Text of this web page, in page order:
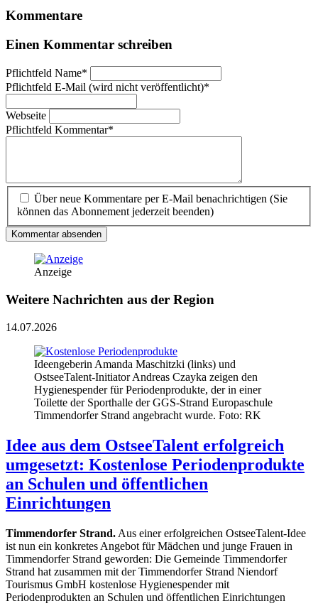
Kommentare
Einen Kommentar schreiben
Pflichtfeld Name*
Pflichtfeld E-Mail (wird nicht veröffentlicht)*
Webseite
Pflichtfeld Kommentar*
Über neue Kommentare per E-Mail benachrichtigen (Sie
können das Abonnement jederzeit beenden)
Kommentar absenden
Anzeige
Weitere Nachrichten aus der Region
14.07.2026
Ideengeberin Amanda Maschitzki (links) und
OstseeTalent-Initiator Andreas Czayka zeigen den
Hygienespender für Periodenprodukte, der in einer
Toilette der Sporthalle der GGS-Strand Europaschule
Timmendorfer Strand angebracht wurde. Foto: RK
Idee aus dem OstseeTalent erfolgreich
umgesetzt: Kostenlose Periodenprodukte
an Schulen und öffentlichen
Einrichtungen
Timmendorfer Strand. Aus einer erfolgreichen OstseeTalent-Idee
ist nun ein konkretes Angebot für Mädchen und junge Frauen in
Timmendorfer Strand geworden: Die Gemeinde Timmendorfer
Strand hat zusammen mit der Timmendorfer Strand Niendorf
Tourismus GmbH kostenlose Hygienespender mit
Periodenprodukten an Schulen und öffentlichen Einrichtungen